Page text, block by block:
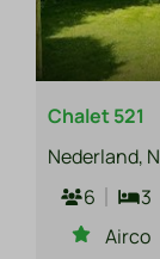
Chalet 521
Nederland,
6
3
Airco